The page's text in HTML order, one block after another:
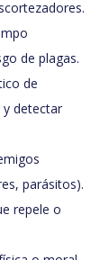
de plagas.
de
detectar
parásitos).
repele o